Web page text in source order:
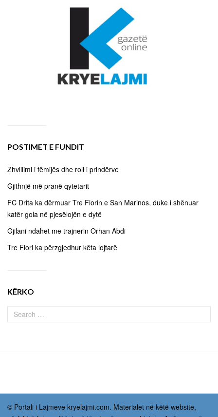
POSTIMET E FUNDIT
Zhvillimi i fëmijës dhe roli i prindërve
Gjithnjë më pranë qytetarit
FC Drita ka dërmuar Tre Fiorin e San Marinos, duke i shënuar
katër gola në pjesëlojën e dytë
Gjilani ndahet me trajnerin Orhan Abdi
Tre Fiori ka përzgjedhur këta lojtarë
KËRKO
© Portali i Lajmeve kryelajmi.com. Materialet në këtë website,